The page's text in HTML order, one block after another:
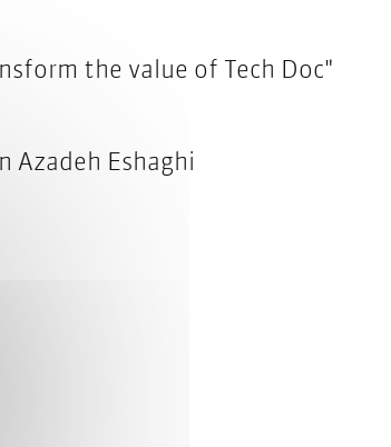
the value of Tech Doc"
Azadeh Eshaghi